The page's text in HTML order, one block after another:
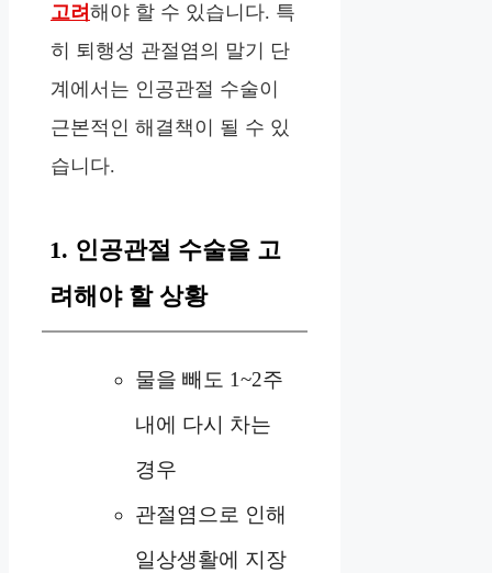
고려 해야 할 수 있습니다. 특
히 퇴행성 관절염의 말기 단
계에서는 인공관절 수술이
근본적인 해결책이 될 수 있
습니다.
1. 인공관절 수술을 고
려해야 할 상황
물을 빼도 1~2주
내에 다시 차는
경우
관절염으로 인해
일상생활에 지장